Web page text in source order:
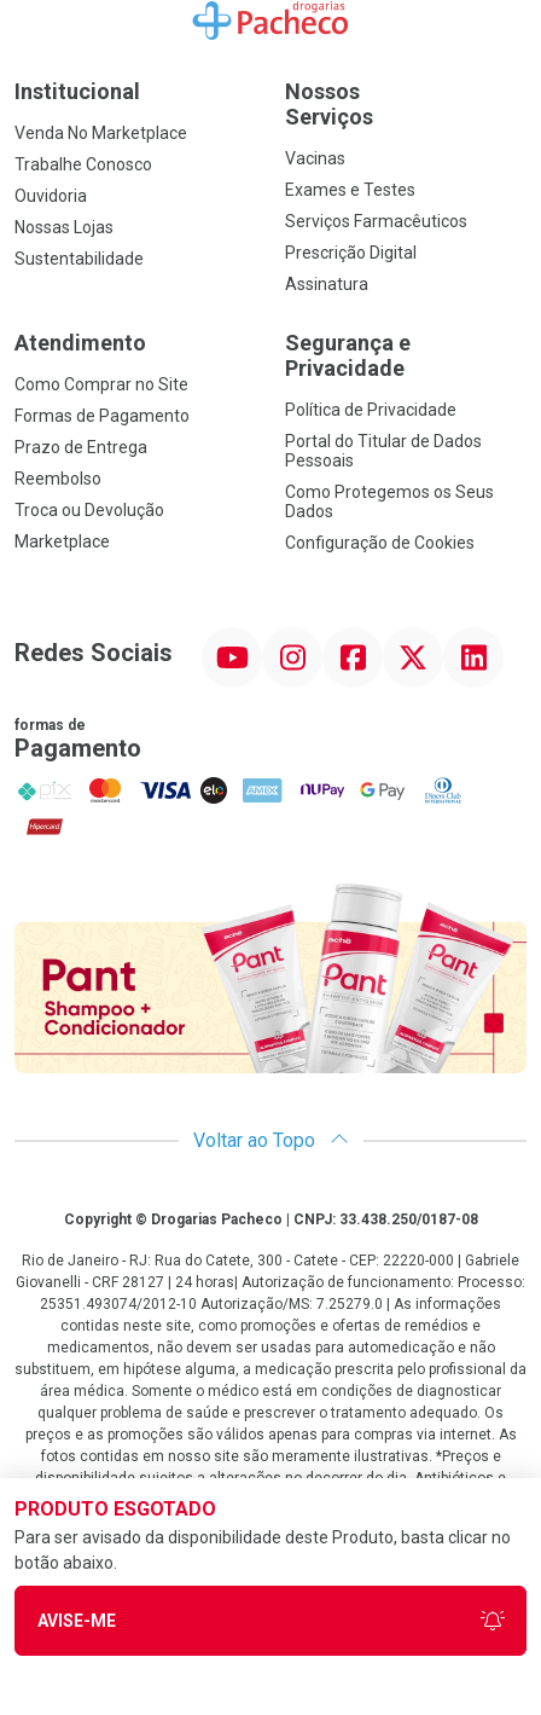
PRODUTO ESGOTADO
Para ser avisado da disponibilidade deste Produto, basta clicar no
botão abaixo.
AVISE-ME
Ir para a Home
Institucional
Venda No Marketplace
Trabalhe Conosco
Ouvidoria
Nossas Lojas
Sustentabilidade
Nossos
Serviços
Vacinas
Exames e Testes
Serviços Farmacêuticos
Prescrição Digital
Assinatura
Atendimento
Como Comprar no Site
Formas de Pagamento
Prazo de Entrega
Reembolso
Troca ou Devolução
Marketplace
Segurança e
Privacidade
Política de Privacidade
Portal do Titular de Dados
Pessoais
Como Protegemos os Seus
Dados
Configuração de Cookies
Redes Sociais InstagramFacebook Linkedin
formas de
Pagamento
PIX MasterCard
VISA ELO AMEX NuPay Google PayDiners Club
Hipercard
Promoção em Destaque
Voltar ao Topo
CopyrightCopyright © Drogarias Pacheco | CNPJ: 33.438.250/0187-08
Rio de Janeiro - RJ: Rua do Catete, 300 - Catete - CEP: 22220-000 | Gabriele
Giovanelli - CRF 28127 | 24 horas| Autorização de funcionamento: Processo:
25351.493074/2012-10 Autorização/MS: 7.25279.0 | As informações
contidas neste site, como promoções e ofertas de remédios e
medicamentos, não devem ser usadas para automedicação e não
substituem, em hipótese alguma, a medicação prescrita pelo profissional da
área médica. Somente o médico está em condições de diagnosticar
qualquer problema de saúde e prescrever o tratamento adequado. Os
preços e as promoções são válidos apenas para compras via internet. As
fotos contidas em nosso site são meramente ilustrativas. *Preços e
disponibilidade sujeitos a alterações no decorrer do dia. Antibióticos e
antimicrobianos vendas apenas em lojas físicas ou televendas. Portaria nº
344 - 01/02/1999 - Ministério da Saúde. Horário de funcionamento Central
de Vendas e Atendimento ao Cliente 4020 4404 ou 0800 282 10 10 de
LGPD Aceite os Cookies